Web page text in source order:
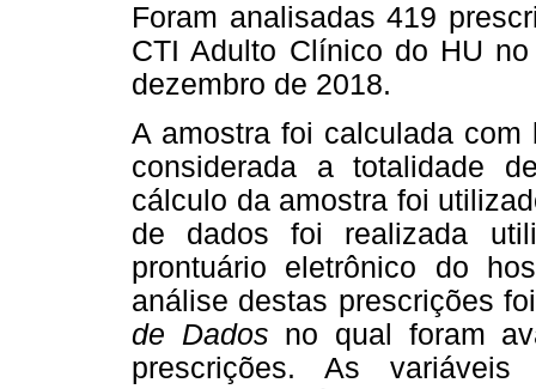
Foram analisadas 419
CTI Adulto Clínico do HU
dezembro de 2018.
A amostra foi calculada
considerada a totalidade
cálculo da amostra foi
de dados foi realizada
prontuário eletrônico do
análise destas prescrições
de Dados no qual foram
prescrições. As